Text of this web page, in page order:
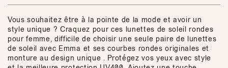
Vous souhaitez être à la pointe de la mode et avoir un
style unique ? Craquez pour ces lunettes de soleil rondes
pour femme, difficile de choisir une seule paire de lunettes
de soleil avec Emma et ses courbes rondes originales et
monture au design unique . Protégez vos yeux avec style